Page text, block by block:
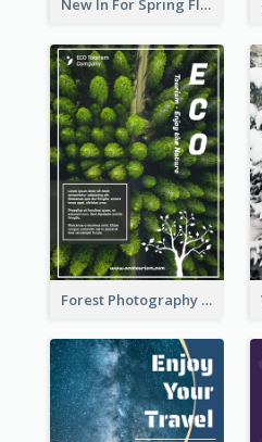
New In For Spring Flyer
Forest Photography Flyer Of ECO Tourism